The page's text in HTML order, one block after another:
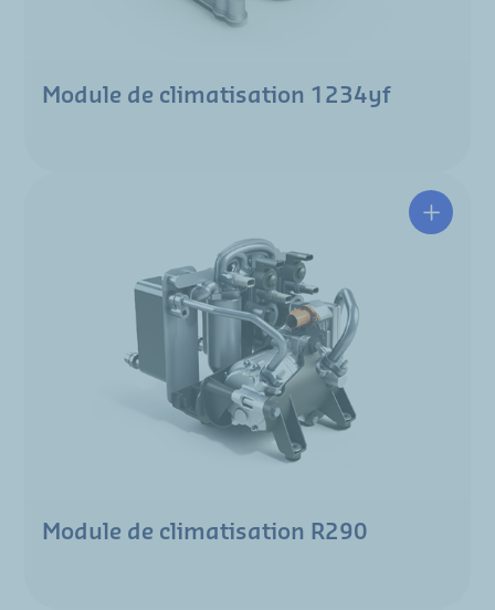
Module de climatisation 1234yf
Module de climatisation R290